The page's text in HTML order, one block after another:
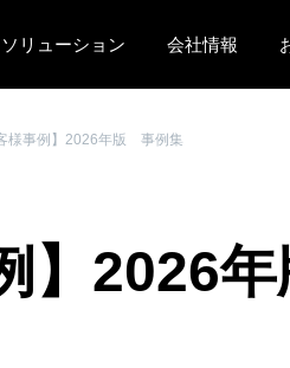
ソリューション 会社情報
Canada
様事例】2026年版 事例集
】2026